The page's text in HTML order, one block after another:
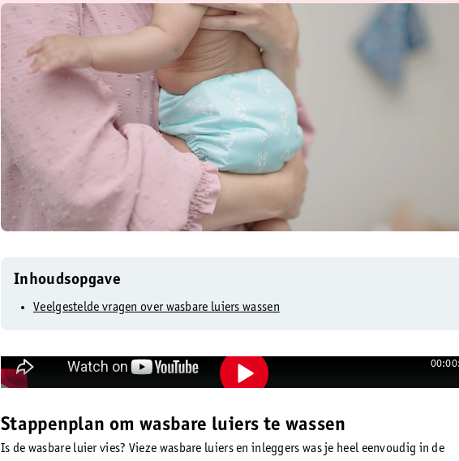
Inhoudsopgave
Veelgestelde vragen over wasbare luiers wassen
Stappenplan om wasbare luiers te wassen
Is de wasbare luier vies? Vieze wasbare luiers en inleggers was je heel eenvoudig in de